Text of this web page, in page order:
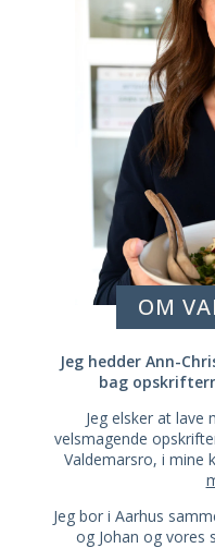
OM
Jeg hedder Ann-
bag
Jeg elsker at
velsmagende
Valdemarsro, i mine
Jeg bor i Aarhus
og Johan og vores